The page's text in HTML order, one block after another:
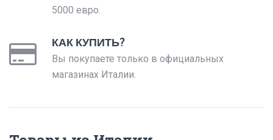
5000 евро.
КАК КУПИТЬ?
Вы покупаете только в официальных
магазинах Италии.